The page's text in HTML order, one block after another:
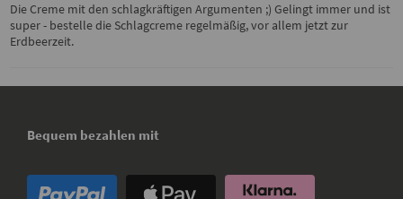
Die Creme mit den schlagkräftigen Argumenten ;) Gelingt immer und ist
super - bestelle die Schlagcreme regelmäßig, vor allem jetzt zur
Erdbeerzeit.
Bequem bezahlen mit